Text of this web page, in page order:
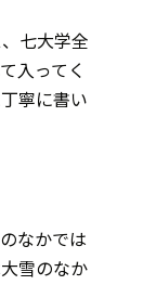
七大学全
入ってく
寧に書い
なかでは
雪のなか